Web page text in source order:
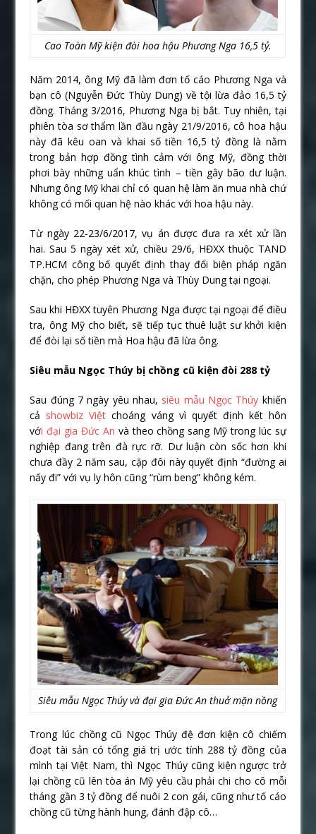
Cao Toàn Mỹ kiện đòi hoa hậu Phương Nga 16,5 tỷ.
Năm 2014, ông Mỹ đã làm đơn tố cáo Phương Nga và
bạn cô (Nguyễn Đức Thùy Dung) về tội lừa đảo 16,5 tỷ
đồng. Tháng 3/2016, Phương Nga bị bắt. Tuy nhiên, tại
phiên tòa sơ thẩm lần đầu ngày 21/9/2016, cô hoa hậu
này đã kêu oan và khai số tiền 16,5 tỷ đồng là nằm
trong bản hợp đồng tình cảm với ông Mỹ, đồng thời
phơi bày những uẩn khúc tình – tiền gây bão dư luận.
Nhưng ông Mỹ khai chỉ có quan hệ làm ăn mua nhà chứ
không có mối quan hệ nào khác với hoa hậu này.
Từ ngày 22-23/6/2017, vụ án được đưa ra xét xử lần
hai. Sau 5 ngày xét xử, chiều 29/6, HĐXX thuộc TAND
TP.HCM công bố quyết định thay đổi biện pháp ngăn
chặn, cho phép Phương Nga và Thùy Dung tại ngoại.
Sau khi HĐXX tuyên Phương Nga được tại ngoại để điều
tra, ông Mỹ cho biết, sẽ tiếp tục thuê luật sư khởi kiện
để đòi lại số tiền mà Hoa hậu đã lừa ông.
Siêu mẫu Ngọc Thúy bị chồng cũ kiện đòi 288 tỷ
Sau đúng 7 ngày yêu nhau, siêu mẫu Ngọc Thúy khiến
cả showbiz Việt choáng váng vì quyết định kết hôn
với đại gia Đức An và theo chồng sang Mỹ trong lúc sự
nghiệp đang trên đà rực rỡ. Dư luận còn sốc hơn khi
chưa đầy 2 năm sau, cặp đôi này quyết định “đường ai
nấy đi” với vụ ly hôn cũng “rùm beng” không kém.
Siêu mẫu Ngọc Thúy và đại gia Đức An thuở mặn nồng
Trong lúc chồng cũ Ngọc Thúy đệ đơn kiện cô chiếm
đoạt tài sản có tổng giá trị ước tính 288 tỷ đồng của
mình tại Việt Nam, thì Ngọc Thúy cũng kiện ngược trở
lại chồng cũ lên tòa án Mỹ yêu cầu phải chi cho cô mỗi
tháng gần 3 tỷ đồng để nuôi 2 con gái, cũng như tố cáo
chồng cũ từng hành hung, đánh đập cô…